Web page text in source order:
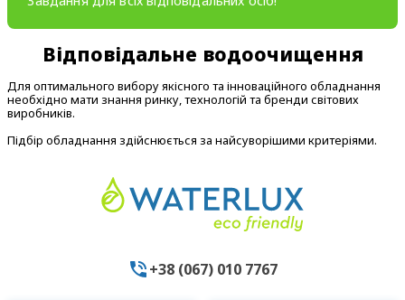
Відповідальне водоочищення
Для оптимального вибору якісного та інноваційного обладнання
необхідно мати знання ринку, технологій та бренди світових
виробників.
Підбір обладнання здійснюється за найсуворішими критеріями.
+38 (067) 010 7767